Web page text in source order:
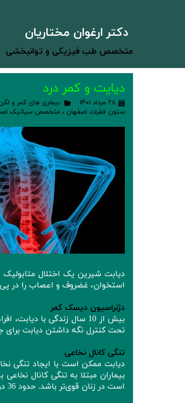
دکتر ارغوان مختاریان
متخصص طب فیزیکی و توانبخشی
دیایت و کمر درد
۲۸ مرداد ۱۴۰۱ بیماری های کمر و لگن
ستون فقرات اصفهان ، متخصص سیاتیک
دیابت شیرین یک اختلال
استخوان، غضروف و اعصاب را در پی
دژنراسیون دیسک کمر
بیش از 10 سال زندگی با
تحت کنترل نگه داشتن دیابت برای
تنگی کانال نخاعی
بیماران مبتلا به تنگی کانال
است در زنان قوی‌تر باشد. حدود 36 درصد از زنان مبتلا به تنگی کانال نخاعی به دیابت مبتلا بودند.